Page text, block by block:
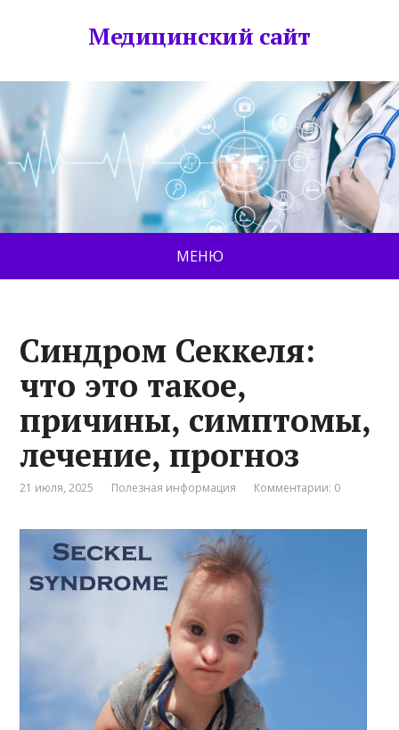
Медицинский сайт
МЕНЮ
Синдром Секкеля:
что это такое,
причины, симптомы,
лечение, прогноз
21 июля, 2025 Полезная информация Комментарии: 0